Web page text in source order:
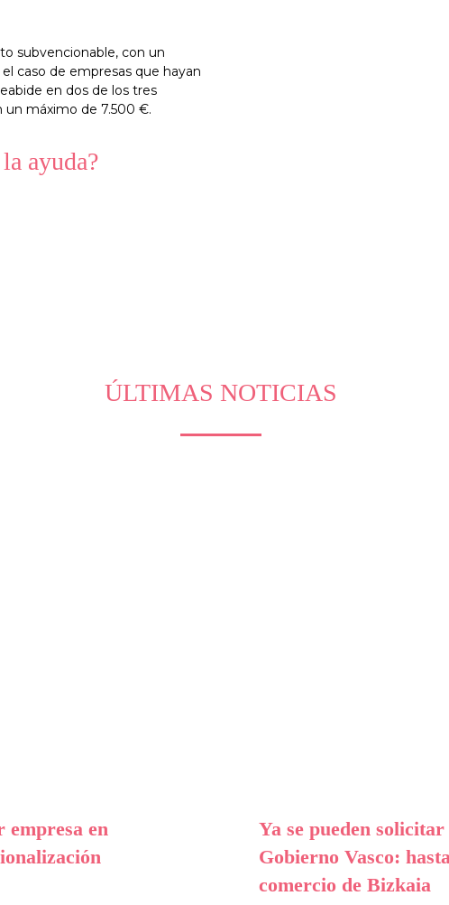
subvencionable, con un
caso de empresas que hayan
en dos de los tres
un máximo de 7.500 €.
ayuda?
ÚLTIMAS NOTICIAS
empresa en
Ya se pueden
Gobierno Vasco:
comercio de Bizkaia